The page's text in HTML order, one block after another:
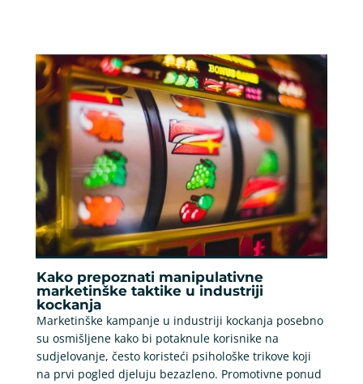
Kako prepoznati manipulativne
marketinške taktike u industriji
kockanja
Marketinške kampanje u industriji kockanja posebno
su osmišljene kako bi potaknule korisnike na
sudjelovanje, često koristeći psihološke trikove koji
na prvi pogled djeluju bezazleno. Promotivne ponud